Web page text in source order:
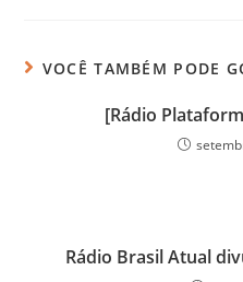
VOCÊ TAMBÉM PODE
[Rádio
Rádio Brasil Atual